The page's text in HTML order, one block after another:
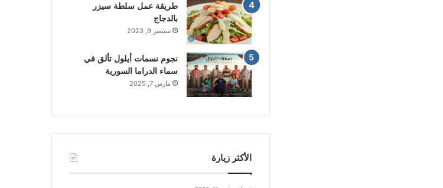
طريقة عمل سلطة سيزر
بالدجاج
سبتمبر 9, 2023
نجوم نسمات أيلول تألق في
سماء الدراما السورية
مارس 7, 2025
الأكثر زيارة